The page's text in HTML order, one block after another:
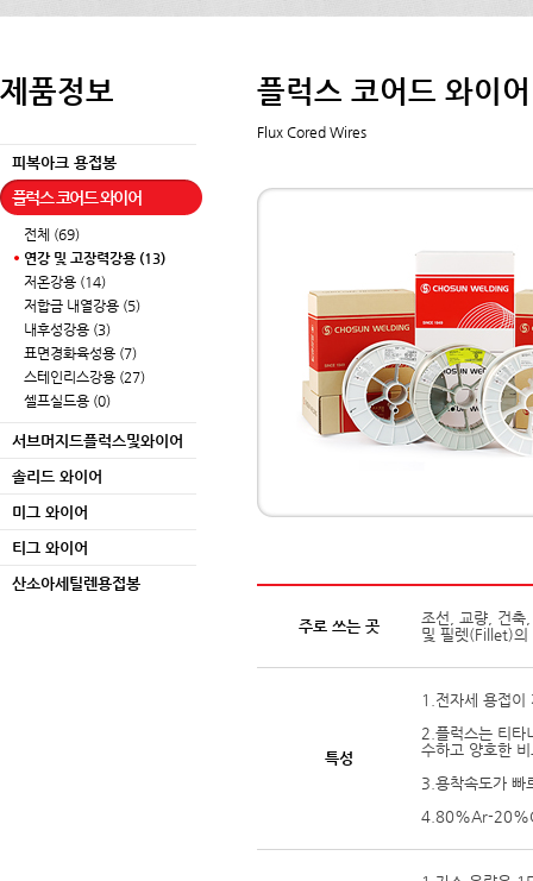
제품정보
피복아크 용접봉
플럭스 코어드 와이어
전체 (69)
연강 및 고장력강용 (13)
저온강용 (14)
저합금 내열강용 (5)
내후성강용 (3)
표면경화육성용 (7)
스테인리스강용 (27)
셀프실드용 (0)
서브머지드플럭스및와이어
솔리드 와이어
미그 와이어
티그 와이어
산소아세틸렌용접봉
플럭스 코어드 와이어
Flux Cored Wires
주로 쓰는 곳
조선, 교량, 건
및 필렛(Fillet)의
특성
1.전자세 용접이
2.플럭스는 티타
수하고 양호한
3.용착속도가 빠
4.80%Ar-